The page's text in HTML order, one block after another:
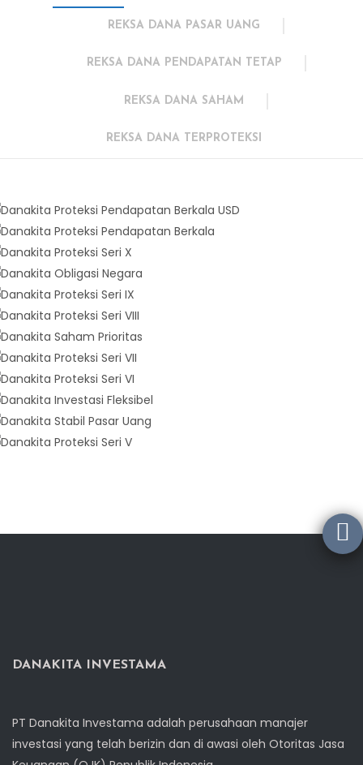
REKSA DANA PASAR UANG
REKSA DANA PENDAPATAN TETAP
REKSA DANA SAHAM
REKSA DANA TERPROTEKSI
DANAKITA INVESTAMA
PT Danakita Investama adalah perusahaan manajer
investasi yang telah berizin dan di awasi oleh Otoritas Jasa